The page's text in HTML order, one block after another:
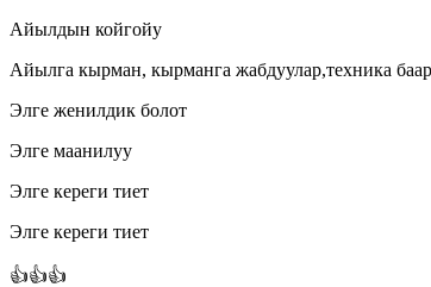
Айылдын койгойу
Айылга кырман, кырманга жабдуулар,техника
Элге женилдик болот
Элге маанилуу
Элге кереги тиет
Элге кереги тиет
👍👍👍